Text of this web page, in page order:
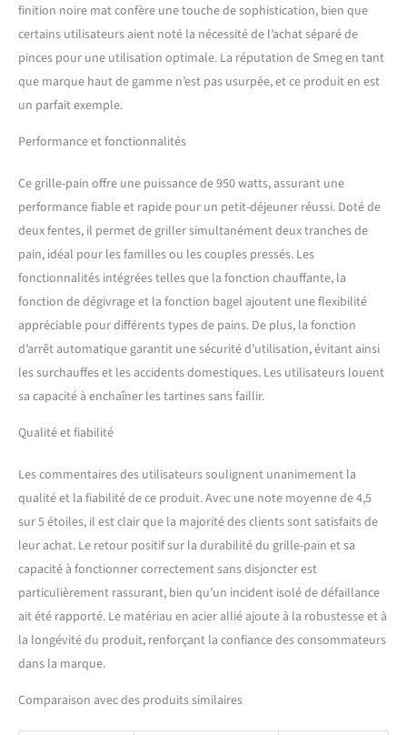
niveau de grillage : avec
bouton lumineux. Largeur
de poche : 36 mm. Retrait
automatique du pain de la
antidérapante : oui.
Rangement du cordon
d'alimentation : oui.
Puissance (W) : 950. Tension
(V) : 220-240. Fréquence (Hz)
: 50/60 Hz. Longueur du
cordon d'alimentation : 1
m. Dimensions du produit
(largeur x profondeur x
hauteur) : 310 x 195 x 198
mm. Poids du produit : 2,40
kg.
finition noire mat confère une touche de sophistication, bien que
certains utilisateurs aient noté la nécessité de l’achat séparé de
pinces pour une utilisation optimale. La réputation de Smeg en tant
que marque haut de gamme n’est pas usurpée, et ce produit en est
un parfait exemple.
Performance et fonctionnalités
Ce grille-pain offre une puissance de 950 watts, assurant une
performance fiable et rapide pour un petit-déjeuner réussi. Doté de
deux fentes, il permet de griller simultanément deux tranches de
pain, idéal pour les familles ou les couples pressés. Les
fonctionnalités intégrées telles que la fonction chauffante, la
fonction de dégivrage et la fonction bagel ajoutent une flexibilité
appréciable pour différents types de pains. De plus, la fonction
d’arrêt automatique garantit une sécurité d’utilisation, évitant ainsi
les surchauffes et les accidents domestiques. Les utilisateurs louent
sa capacité à enchaîner les tartines sans faillir.
Qualité et fiabilité
Les commentaires des utilisateurs soulignent unanimement la
qualité et la fiabilité de ce produit. Avec une note moyenne de 4,5
sur 5 étoiles, il est clair que la majorité des clients sont satisfaits de
leur achat. Le retour positif sur la durabilité du grille-pain et sa
capacité à fonctionner correctement sans disjoncter est
particulièrement rassurant, bien qu’un incident isolé de défaillance
ait été rapporté. Le matériau en acier allié ajoute à la robustesse et à
la longévité du produit, renforçant la confiance des consommateurs
dans la marque.
Comparaison avec des produits similaires